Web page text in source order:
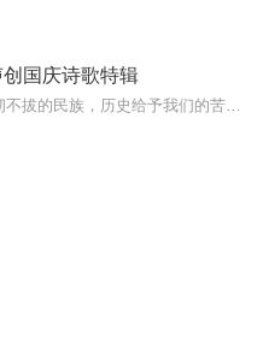
国庆诗歌特辑